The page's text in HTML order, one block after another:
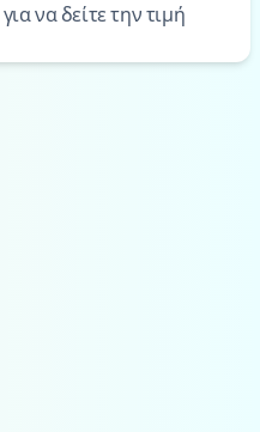
να δείτε την τιμή